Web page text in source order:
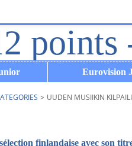
Eurovision
> UUDEN MUSIIKIN
finlandaise avec son